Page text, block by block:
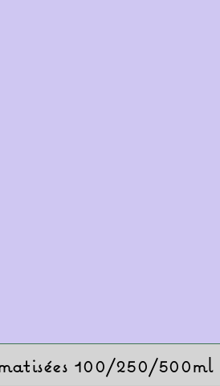
100/250/500ml